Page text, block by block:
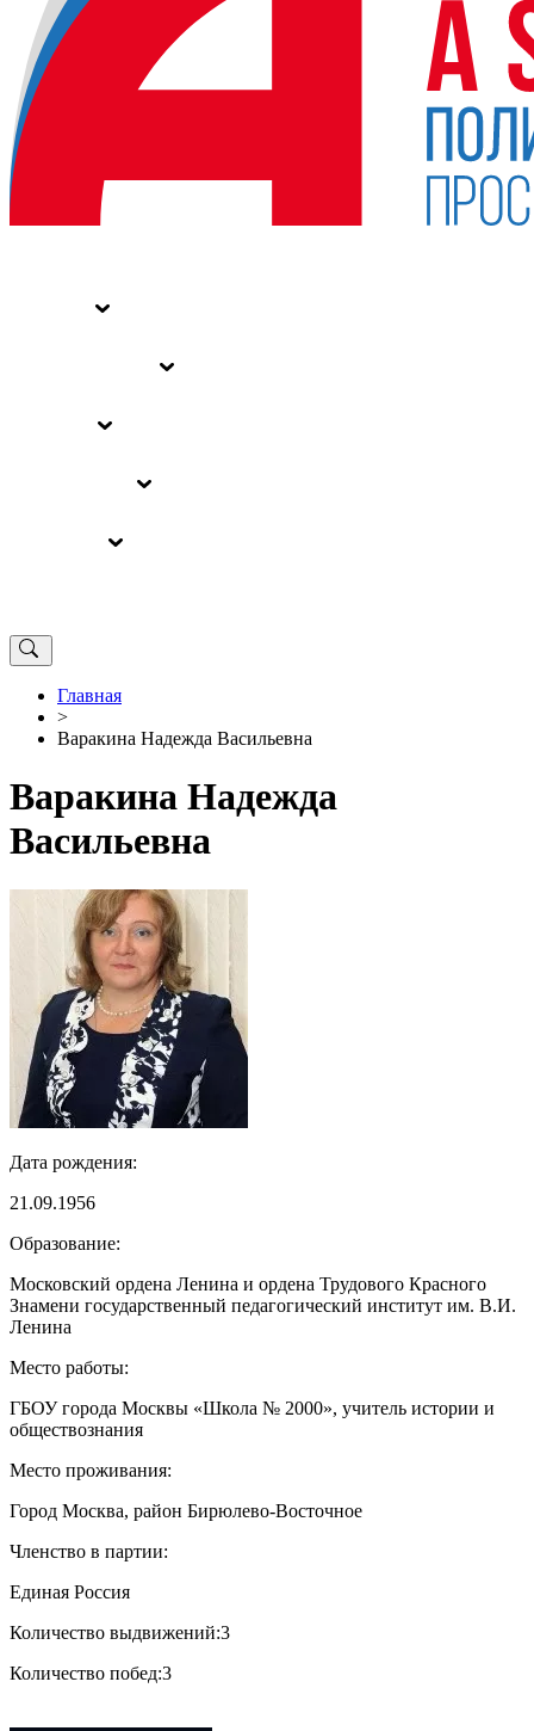
Главная
>
Варакина Надежда Васильевна
Варакина Надежда
Васильевна
Дата рождения:
21.09.1956
Образование:
Московский ордена Ленина и ордена Трудового Красного
Знамени государственный педагогический институт им. В.И.
Ленина
Место работы:
ГБОУ города Москвы «Школа № 2000», учитель истории и
обществознания
Место проживания:
Город Москва, район Бирюлево-Восточное
Членство в партии:
Единая Россия
Количество выдвижений:3
Количество побед:3